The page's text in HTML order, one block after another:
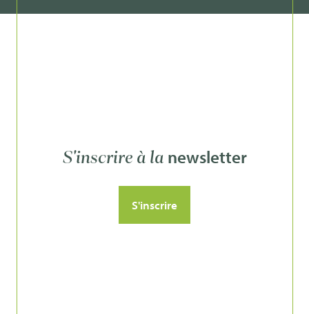
S'inscrire à la newsletter
S'inscrire